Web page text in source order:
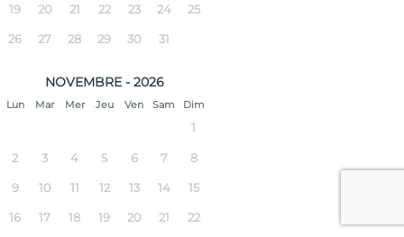
19 20 21 22 23 24 25
26 27 28 29 30 31
NOVEMBRE - 2026
Lun Mar Mer Jeu Ven Sam Dim
1
2 3 4 5 6 7 8
9 10 11 12 13 14 15
16 17 18 19 20 21 22